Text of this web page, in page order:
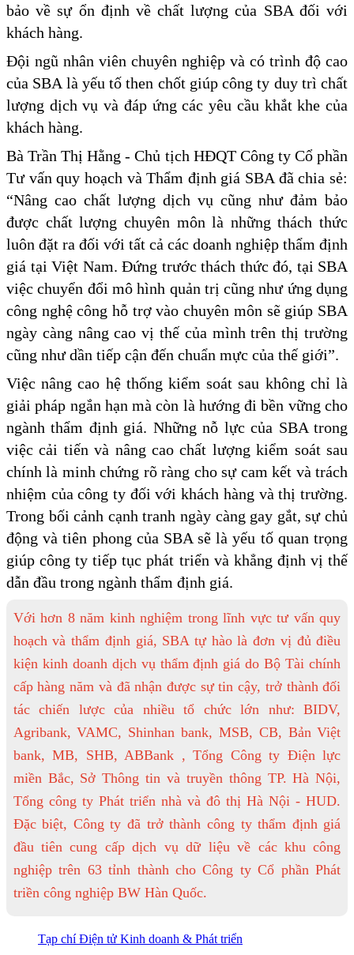
bảo về sự ổn định về chất lượng của SBA đối với
khách hàng.
Đội ngũ nhân viên chuyên nghiệp và có trình độ cao
của SBA là yếu tố then chốt giúp công ty duy trì chất
lượng dịch vụ và đáp ứng các yêu cầu khắt khe của
khách hàng.
Bà Trần Thị Hằng - Chủ tịch HĐQT Công ty Cổ phần
Tư vấn quy hoạch và Thẩm định giá SBA đã chia sẻ:
“Nâng cao chất lượng dịch vụ cũng như đảm bảo
được chất lượng chuyên môn là những thách thức
luôn đặt ra đối với tất cả các doanh nghiệp thẩm định
giá tại Việt Nam. Đứng trước thách thức đó, tại SBA
việc chuyển đổi mô hình quản trị cũng như ứng dụng
công nghệ công hỗ trợ vào chuyên môn sẽ giúp SBA
ngày càng nâng cao vị thế của mình trên thị trường
cũng như dần tiếp cận đến chuẩn mực của thế giới”.
Việc nâng cao hệ thống kiểm soát sau không chỉ là
giải pháp ngắn hạn mà còn là hướng đi bền vững cho
ngành thẩm định giá. Những nỗ lực của SBA trong
việc cải tiến và nâng cao chất lượng kiểm soát sau
chính là minh chứng rõ ràng cho sự cam kết và trách
nhiệm của công ty đối với khách hàng và thị trường.
Trong bối cảnh cạnh tranh ngày càng gay gắt, sự chủ
động và tiên phong của SBA sẽ là yếu tố quan trọng
giúp công ty tiếp tục phát triển và khẳng định vị thế
dẫn đầu trong ngành thẩm định giá.
Với hơn 8 năm kinh nghiệm trong lĩnh vực tư vấn quy
hoạch và thẩm định giá, SBA tự hào là đơn vị đủ điều
kiện kinh doanh dịch vụ thẩm định giá do Bộ Tài chính
cấp hàng năm và đã nhận được sự tin cậy, trở thành đối
tác chiến lược của nhiều tổ chức lớn như: BIDV,
Agribank, VAMC, Shinhan bank, MSB, CB, Bản Việt
bank, MB, SHB, ABBank , Tổng Công ty Điện lực
miền Bắc, Sở Thông tin và truyền thông TP. Hà Nội,
Tổng công ty Phát triển nhà và đô thị Hà Nội - HUD.
Đặc biệt, Công ty đã trở thành công ty thẩm định giá
đầu tiên cung cấp dịch vụ dữ liệu về các khu công
nghiệp trên 63 tỉnh thành cho Công ty Cổ phần Phát
triền công nghiệp BW Hàn Quốc.
Tạp chí Điện tử Kinh doanh & Phát triển